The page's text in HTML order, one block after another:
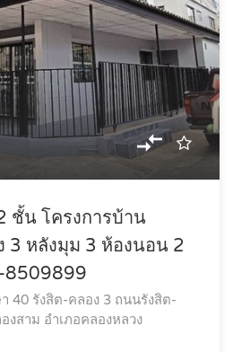
ชั้น โครงการบ้าน
3 หลังมุม 3 ห้องนอน 2
8509899
40 รังสิต-คลอง 3 ถนนรังสิต-
งสาม อำเภอคลองหลวง